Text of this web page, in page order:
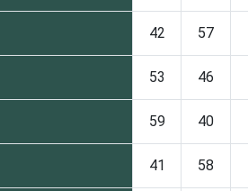
42 57
53 46
59 40
41 58